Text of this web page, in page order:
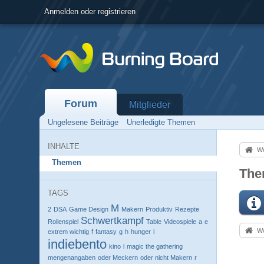
Anmelden oder registrieren
Forum Mitglieder
Ungelesene Beiträge Unerledigte Themen
INHALTE
Themen
TAGS
2 DSA Game Design M Makern Produktiv Rezepte
Rollenspiel Schwertkampf Table Videospiele a e
extrem wichtig f fantasy g h hunger i
indiebento kino l magic the gathering
mengenangaben oder Meckern oder nicht Makern r